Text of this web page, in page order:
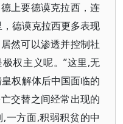
上要德谟克拉西，连
，德谟克拉西更多表现
然可以渗透并控制社
权主义呢。”这里,无
权解体后中国面临的
交替之间经常出现的
一方面,积弱积贫的中